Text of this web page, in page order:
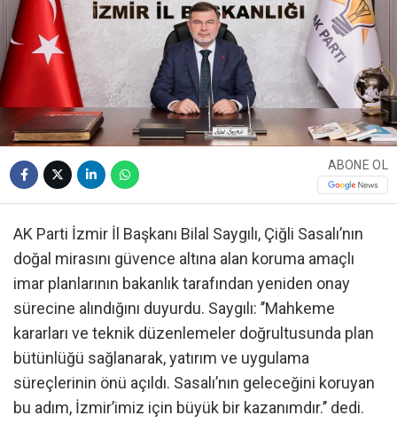
ABONE OL
AK Parti İzmir İl Başkanı Bilal Saygılı, Çiğli Sasalı’nın
doğal mirasını güvence altına alan koruma amaçlı
imar planlarının bakanlık tarafından yeniden onay
sürecine alındığını duyurdu. Saygılı: ’’Mahkeme
kararları ve teknik düzenlemeler doğrultusunda plan
bütünlüğü sağlanarak, yatırım ve uygulama
süreçlerinin önü açıldı. Sasalı’nın geleceğini koruyan
bu adım, İzmir’imiz için büyük bir kazanımdır.’’ dedi.